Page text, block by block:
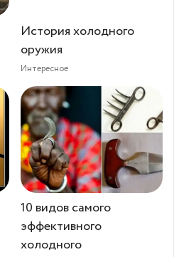
История холодного
оружия
Интересное
10 видов самого
эффективного
холодного